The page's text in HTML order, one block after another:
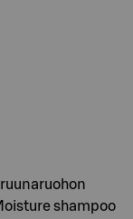
shampoo